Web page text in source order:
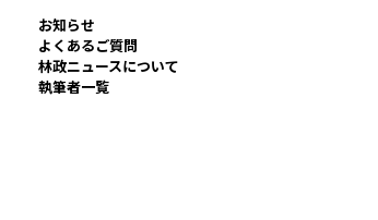
お知らせ
よくあるご質問
林政ニュースについて
執筆者一覧